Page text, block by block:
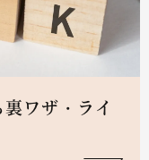
ワザ・ライ